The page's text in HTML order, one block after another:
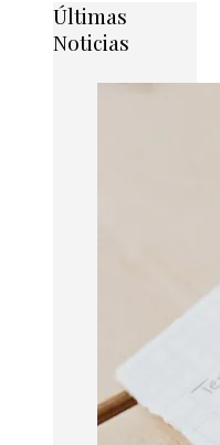
Últimas
Noticias